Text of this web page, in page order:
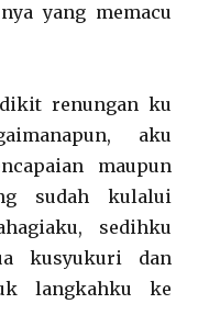
yang memacu
renungan ku
aku
maupun
sudah kulalui
sedihku
kusyukuri dan
langkahku ke